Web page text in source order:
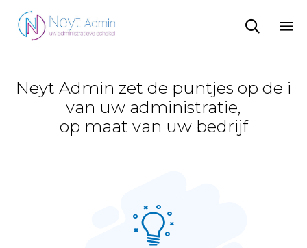

Neyt Admin zet de puntjes op de i
van uw administratie,
op maat van uw bedrijf